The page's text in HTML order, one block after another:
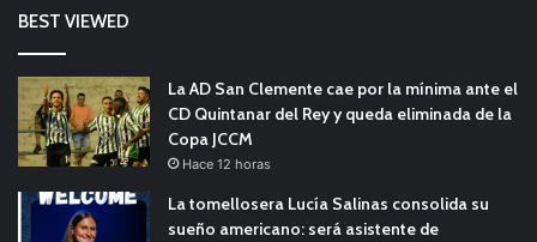
BEST VIEWED
La AD San Clemente cae por la mínima ante el
CD Quintanar del Rey y queda eliminada de la
Copa JCCM
Hace 12 horas
La tomellosera Lucía Salinas consolida su
sueño americano: será asistente de